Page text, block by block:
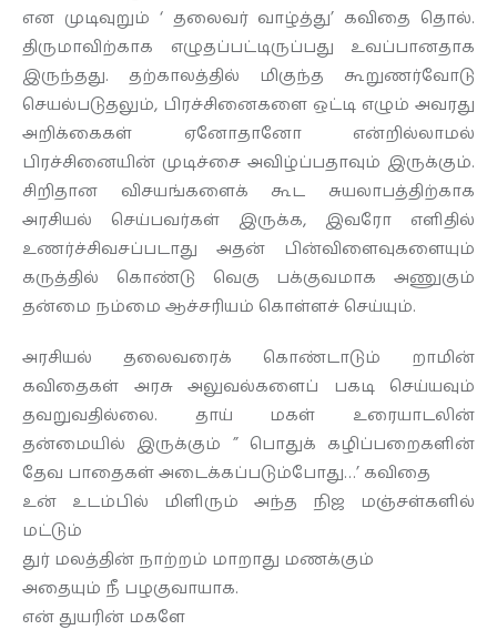
என முடிவுறும் ‘ தலைவர் வாழ்த்து’ கவிதை தொல்.
திருமாவிற்காக எழுதப்பட்டிருப்பது உவப்பானதாக
இருந்தது. தற்காலத்தில் மிகுந்த கூறுணர்வோடு
செயல்படுதலும், பிரச்சினைகளை ஒட்டி எழும் அவரது
அறிக்கைகள் ஏனோதானோ என்றில்லாமல்
பிரச்சினையின் முடிச்சை அவிழ்ப்பதாவும் இருக்கும்.
சிறிதான விசயங்களைக் கூட சுயலாபத்திற்காக
அரசியல் செய்பவர்கள் இருக்க, இவரோ எளிதில்
உணர்ச்சிவசப்படாது அதன் பின்விளைவுகளையும்
கருத்தில் கொண்டு வெகு பக்குவமாக அணுகும்
தன்மை நம்மை ஆச்சரியம் கொள்ளச் செய்யும்.
அரசியல் தலைவரைக் கொண்டாடும் றாமின்
கவிதைகள் அரசு அலுவல்களைப் பகடி செய்யவும்
தவறுவதில்லை. தாய் மகள் உரையாடலின்
தன்மையில் இருக்கும் ” பொதுக் கழிப்பறைகளின்
தேவ பாதைகள் அடைக்கப்படும்போது…’ கவிதை
உன் உடம்பில் மிளிரும் அந்த நிஜ மஞ்சள்களில்
மட்டும்
துர் மலத்தின் நாற்றம் மாறாது மணக்கும்
அதையும் நீ பழகுவாயாக.
என் துயரின் மகளே